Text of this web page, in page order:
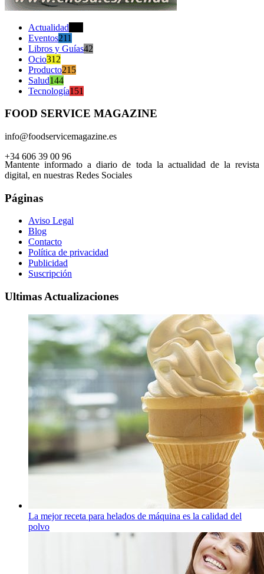
Actualidad
Eventos211
Libros y Guías42
Ocio312
Producto215
Salud144
Tecnología151
FOOD SERVICE MAGAZINE
info@foodservicemagazine.es
+34 606 39 00 96
Mantente informado a diario de toda la actualidad de la revista
digital, en nuestras Redes Sociales
Páginas
Aviso Legal
Blog
Contacto
Política de privacidad
Publicidad
Suscripción
Ultimas Actualizaciones
La mejor receta para helados de máquina es la calidad del
polvo